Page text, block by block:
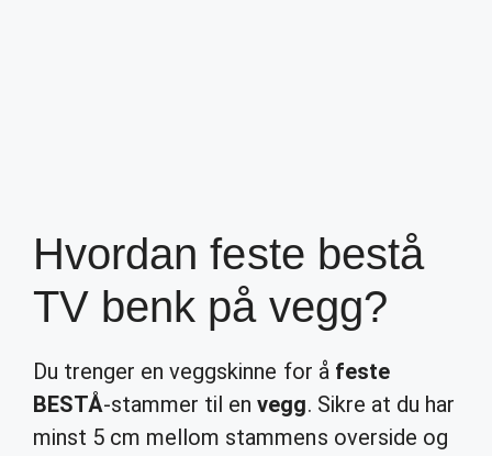
Hvordan feste bestå
TV benk på vegg?
Du trenger en veggskinne for å feste
BESTÅ-stammer til envegg. Sikre at du har
minst 5 cm mellom stammens overside og